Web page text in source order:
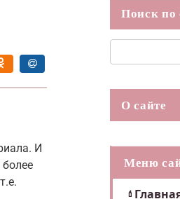
И
Поиск по
О сайте
Меню